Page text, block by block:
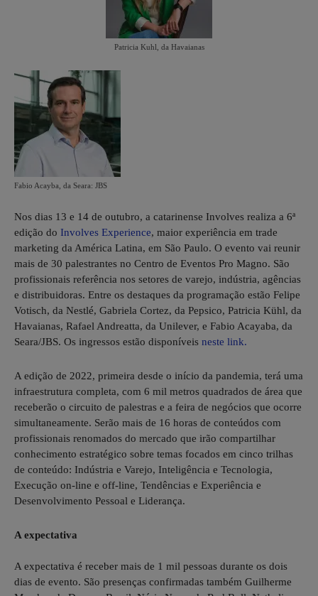
Patricia Kuhl, da Havaianas
Fabio Acayba, da Seara: JBS
Nos dias 13 e 14 de outubro, a catarinense Involves realiza a 6ª
edição do Involves Experience, maior experiência em trade
marketing da América Latina, em São Paulo. O evento vai reunir
mais de 30 palestrantes no Centro de Eventos Pro Magno. São
profissionais referência nos setores de varejo, indústria, agências
e distribuidoras. Entre os destaques da programação estão Felipe
Votisch, da Nestlé, Gabriela Cortez, da Pepsico, Patricia Kühl, da
Havaianas, Rafael Andreatta, da Unilever, e Fabio Acayaba, da
Seara/JBS. Os ingressos estão disponíveis neste link.
A edição de 2022, primeira desde o início da pandemia, terá uma
infraestrutura completa, com 6 mil metros quadrados de área que
receberão o circuito de palestras e a feira de negócios que ocorre
simultaneamente. Serão mais de 16 horas de conteúdos com
profissionais renomados do mercado que irão compartilhar
conhecimento estratégico sobre temas focados em cinco trilhas
de conteúdo: Indústria e Varejo, Inteligência e Tecnologia,
Execução on-line e off-line, Tendências e Experiência e
Desenvolvimento Pessoal e Liderança.
A expectativa
A expectativa é receber mais de 1 mil pessoas durante os dois
dias de evento. São presenças confirmadas também Guilherme